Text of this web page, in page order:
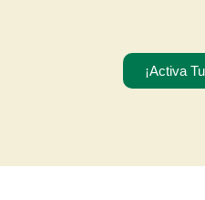
¡Activa